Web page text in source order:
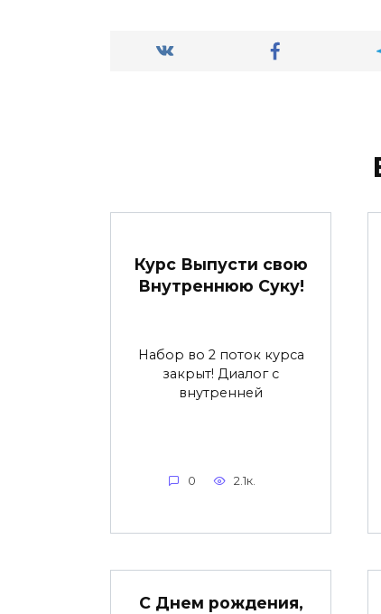
Курс Выпусти свою
Внутреннюю Суку!
Набор во 2 поток курса
закрыт! Диалог с
внутренней
0 2.1к.
С Днем рождения,